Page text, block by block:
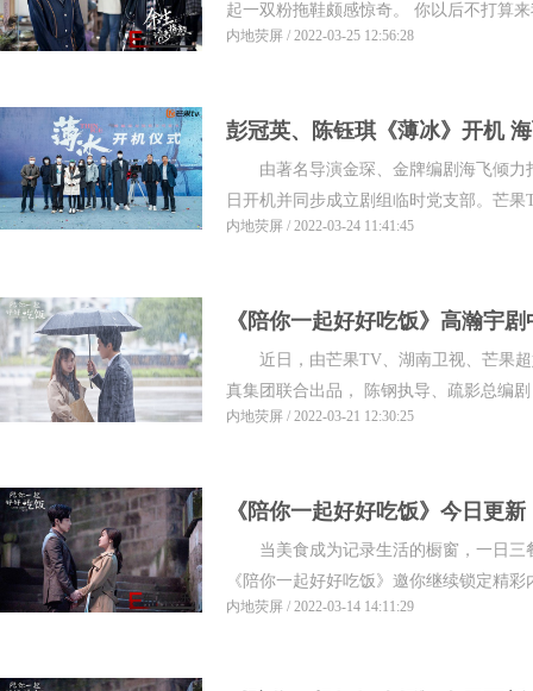
起一双粉拖鞋颇感惊奇。 你以后不打算
内地荧屏 / 2022-03-25 12:56:28
彭冠英、陈钰琪《薄冰》开机
由著名导演金琛、金牌编剧海飞倾力
日开机并同步成立剧组临时党支部。芒
内地荧屏 / 2022-03-24 11:41:45
《陪你一起好好吃饭》高瀚宇
重考验
近日，由芒果TV、湖南卫视、芒果超
真集团联合出品， 陈钢执导、疏影总编
内地荧屏 / 2022-03-21 12:30:25
《陪你一起好好吃饭》今日更
甜恋情
当美食成为记录生活的橱窗，一日三
《陪你一起好好吃饭》邀你继续锁定
内地荧屏 / 2022-03-14 14:11:29